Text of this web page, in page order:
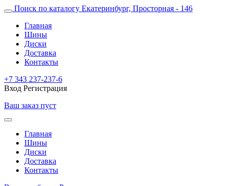
Поиск по каталогу Екатеринбург, Просторная - 146
Главная
Шины
Диски
Доставка
Контакты
+7 343 237-237-6
Вход Регистрация
Ваш заказ пуст
Главная
Шины
Диски
Доставка
Контакты